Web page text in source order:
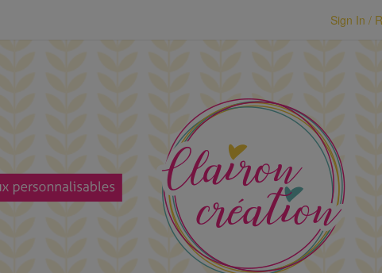
Sign In /